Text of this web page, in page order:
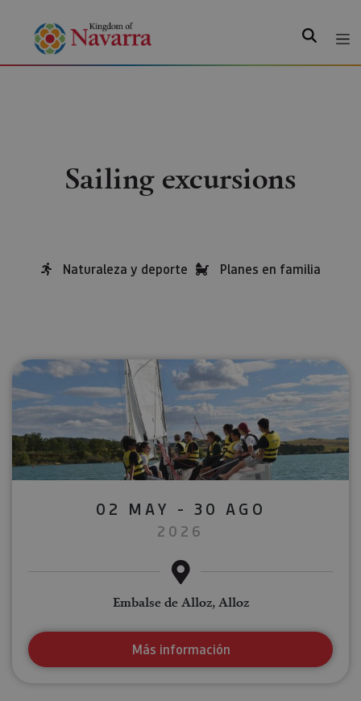
Search
Sailing excursions
Naturaleza y deporte Planes en familia
02 MAY - 30 AGO
2026
Embalse de Alloz, Alloz
Más información